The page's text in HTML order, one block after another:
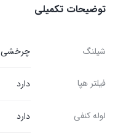
توضیحات تکمیلی
شیلنگ چرخشی 360 درجه
فیلتر هپا دارد
لوله کنفی دارد